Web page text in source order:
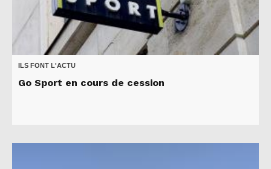
ILS FONT L'ACTU
Go Sport en cours de cession